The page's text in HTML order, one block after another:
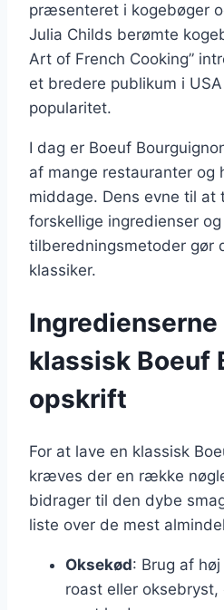
præsenteret i kogebøger
Julia Childs berømte
Art of French Cooking”
et bredere publikum i
popularitet.
I dag er Boeuf
af mange restauranter og
middage. Dens evne til at
forskellige ingredienser og
tilberedningsmetoder gør
klassiker.
klassisk Boeuf
opskrift
For at lave en klassisk
kræves der en række
bidrager til den dybe
liste over de mest
Oksekød: Brug af
roast eller